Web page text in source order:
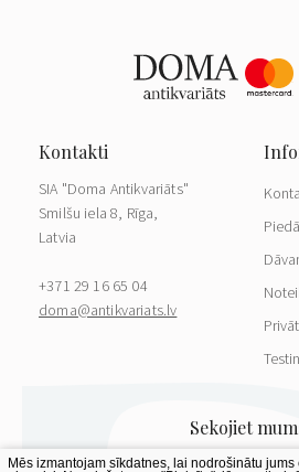
SIA "Doma Antikvariāts"
Smilšu iela 8, Rīga,
Latvia
+371 29 16 65 04
doma@antikvariats.lv
Mēs izmantojam sīkdatnes, lai nodrošinātu